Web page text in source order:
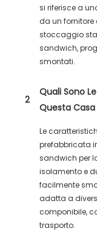
si riferisce a
da un fornitore
stoccaggio
sandwich,
smontati.
2
Quali Sono
Questa
Le
prefabbricata
sandwich per
isolamento e
facilmente
adatta a
componibile,
trasporto.